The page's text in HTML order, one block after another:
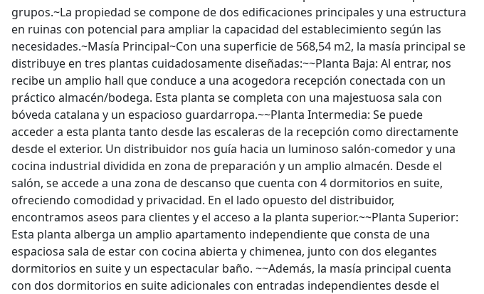
grupos.~La propiedad se compone de dos edificaciones principales y una estructura
en ruinas con potencial para ampliar la capacidad del establecimiento según las
necesidades.~Masía Principal~Con una superficie de 568,54 m2, la masía principal se
distribuye en tres plantas cuidadosamente diseñadas:~~Planta Baja: Al entrar, nos
recibe un amplio hall que conduce a una acogedora recepción conectada con un
práctico almacén/bodega. Esta planta se completa con una majestuosa sala con
bóveda catalana y un espacioso guardarropa.~~Planta Intermedia: Se puede
acceder a esta planta tanto desde las escaleras de la recepción como directamente
desde el exterior. Un distribuidor nos guía hacia un luminoso salón-comedor y una
cocina industrial dividida en zona de preparación y un amplio almacén. Desde el
salón, se accede a una zona de descanso que cuenta con 4 dormitorios en suite,
ofreciendo comodidad y privacidad. En el lado opuesto del distribuidor,
encontramos aseos para clientes y el acceso a la planta superior.~~Planta Superior:
Esta planta alberga un amplio apartamento independiente que consta de una
espaciosa sala de estar con cocina abierta y chimenea, junto con dos elegantes
dormitorios en suite y un espectacular baño. ~~Además, la masía principal cuenta
con dos dormitorios en suite adicionales con entradas independientes desde el